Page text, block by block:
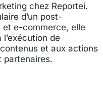
chez Reportei.
d’un post-
et e-commerce, elle
de
et aux actions
partenaires.